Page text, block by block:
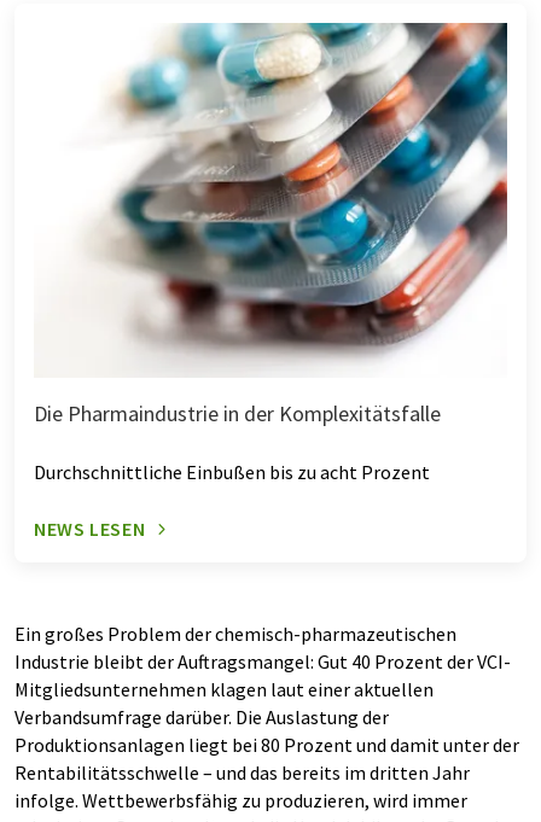
Die Pharmaindustrie in der Komplexitätsfalle
Durchschnittliche Einbußen bis zu acht Prozent
NEWS LESEN
Ein großes Problem der chemisch-pharmazeutischen
Industrie bleibt der Auftragsmangel: Gut 40 Prozent der VCI-
Mitgliedsunternehmen klagen laut einer aktuellen
Verbandsumfrage darüber. Die Auslastung der
Produktionsanlagen liegt bei 80 Prozent und damit unter der
Rentabilitätsschwelle – und das bereits im dritten Jahr
infolge. Wettbewerbsfähig zu produzieren, wird immer